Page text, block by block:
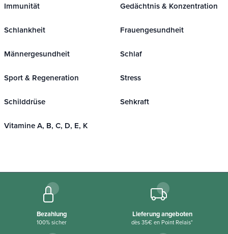
Immunität Gedächtnis & Konzentration
Schlankheit Frauengesundheit
Männergesundheit Schlaf
Sport & Regeneration Stress
Schilddrüse Sehkraft
Vitamine A, B, C, D, E, K
Bezahlung
100% sicher
Lieferung angeboten
dès 35€ en Point Relais*